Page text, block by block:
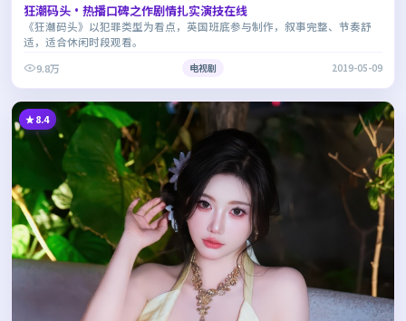
狂潮码头·热播口碑之作剧情扎实演技在线
《狂潮码头》以犯罪类型为看点，英国班底参与制作，叙事完整、节奏舒
适，适合休闲时段观看。
9.8万
电视剧 2019-05-09
8.4